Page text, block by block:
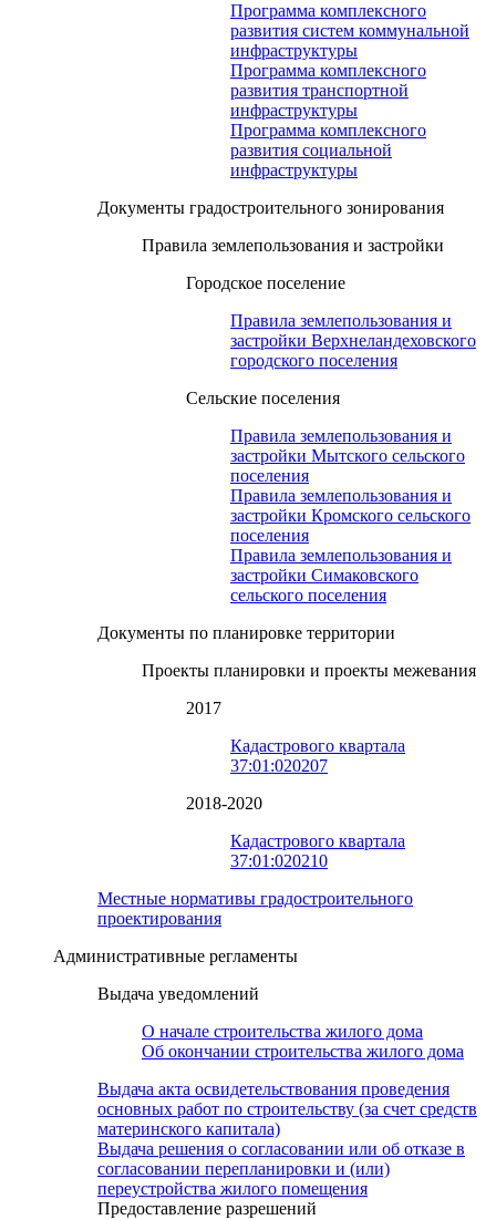
Программа комплексного
развития систем коммунальной
инфраструктуры
Программа комплексного
развития транспортной
инфраструктуры
Программа комплексного
развития социальной
инфраструктуры
Документы градостроительного зонирования
Правила землепользования и застройки
Городское поселение
Правила землепользования и
застройки Верхнеландеховского
городского поселения
Сельские поселения
Правила землепользования и
застройки Мытского сельского
поселения
Правила землепользования и
застройки Кромского сельского
поселения
Правила землепользования и
застройки Симаковского
сельского поселения
Документы по планировке территории
Проекты планировки и проекты межевания
2017
Кадастрового квартала
37:01:020207
2018-2020
Кадастрового квартала
37:01:020210
Местные нормативы градостроительного
проектирования
Административные регламенты
Выдача уведомлений
О начале строительства жилого дома
Об окончании строительства жилого дома
Выдача акта освидетельствования проведения
основных работ по строительству (за счет средств
материнского капитала)
Выдача решения о согласовании или об отказе в
согласовании перепланировки и (или)
переустройства жилого помещения
Предоставление разрешений